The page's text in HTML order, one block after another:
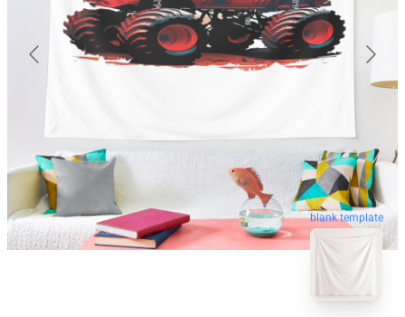
blank template